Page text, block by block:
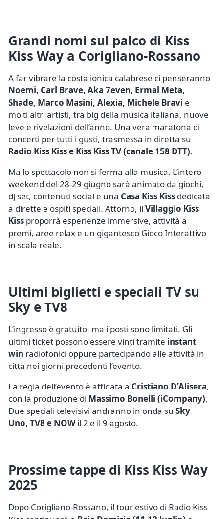
Grandi nomi sul palco di Kiss
Kiss Way a Corigliano-Rossano
A far vibrare la costa ionica calabrese ci penseranno
Noemi, Carl Brave, Aka 7even, Ermal Meta,
Shade, Marco Masini, Alexia, Michele Bravi e
molti altri artisti, tra big della musica italiana, nuove
leve e rivelazioni dell’anno. Una vera maratona di
concerti per tutti i gusti, trasmessa in diretta su
Radio Kiss Kiss e Kiss Kiss TV (canale 158 DTT).
Ma lo spettacolo non si ferma alla musica. L’intero
weekend del 28-29 giugno sarà animato da giochi,
dj set, contenuti social e una Casa Kiss Kiss dedicata
a dirette e ospiti speciali. Attorno, il Villaggio Kiss
Kiss proporrà esperienze immersive, attività a
premi, aree relax e un gigantesco Gioco Interattivo
in scala reale.
Ultimi biglietti e speciali TV su
Sky e TV8
L’ingresso è gratuito, ma i posti sono limitati. Gli
ultimi ticket possono essere vinti tramite instant
win radiofonici oppure partecipando alle attività in
città nei giorni precedenti l’evento.
La regia dell’evento è affidata a Cristiano D’Alisera,
con la produzione di Massimo Bonelli (iCompany).
Due speciali televisivi andranno in onda su Sky
Uno, TV8 e NOWil 2 e il 9 agosto.
Prossime tappe di Kiss Kiss Way
2025
Dopo Corigliano-Rossano, il tour estivo di Radio Kiss